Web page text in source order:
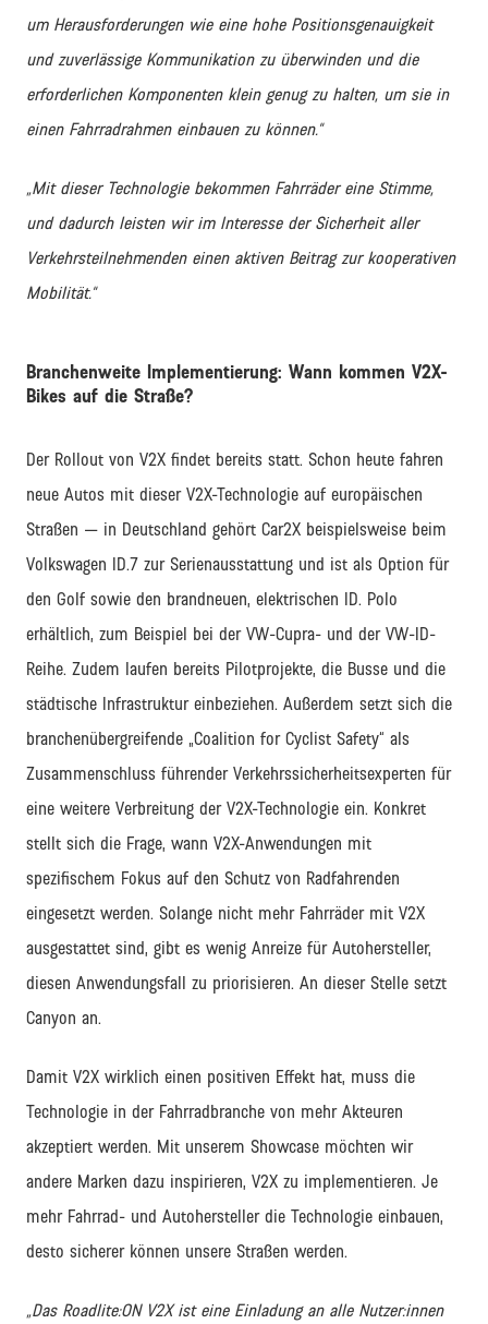
um Herausforderungen wie eine hohe Positionsgenauigkeit
und zuverlässige Kommunikation zu überwinden und die
erforderlichen Komponenten klein genug zu halten, um sie in
einen Fahrradrahmen einbauen zu können.“
„Mit dieser Technologie bekommen Fahrräder eine Stimme,
und dadurch leisten wir im Interesse der Sicherheit aller
Verkehrsteilnehmenden einen aktiven Beitrag zur kooperativen
Mobilität.“
Branchenweite Implementierung: Wann kommen V2X-
Bikes auf die Straße?
Der Rollout von V2X findet bereits statt. Schon heute fahren
neue Autos mit dieser V2X-Technologie auf europäischen
Straßen — in Deutschland gehört Car2X beispielsweise beim
Volkswagen ID.7 zur Serienausstattung und ist als Option für
den Golf sowie den brandneuen, elektrischen ID. Polo
erhältlich, zum Beispiel bei der VW-Cupra- und der VW-ID-
Reihe. Zudem laufen bereits Pilotprojekte, die Busse und die
städtische Infrastruktur einbeziehen. Außerdem setzt sich die
branchenübergreifende „Coalition for Cyclist Safety“ als
Zusammenschluss führender Verkehrssicherheitsexperten für
eine weitere Verbreitung der V2X-Technologie ein. Konkret
stellt sich die Frage, wann V2X-Anwendungen mit
spezifischem Fokus auf den Schutz von Radfahrenden
eingesetzt werden. Solange nicht mehr Fahrräder mit V2X
ausgestattet sind, gibt es wenig Anreize für Autohersteller,
diesen Anwendungsfall zu priorisieren. An dieser Stelle setzt
Canyon an.
Damit V2X wirklich einen positiven Effekt hat, muss die
Technologie in der Fahrradbranche von mehr Akteuren
akzeptiert werden. Mit unserem Showcase möchten wir
andere Marken dazu inspirieren, V2X zu implementieren. Je
mehr Fahrrad- und Autohersteller die Technologie einbauen,
desto sicherer können unsere Straßen werden.
„Das Roadlite:ON V2X ist eine Einladung an alle Nutzer:innen